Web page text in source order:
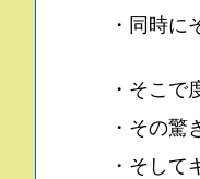
・同時に
・そこで
・その驚
・そし